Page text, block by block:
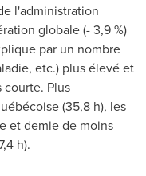
l'administration
globale (- 3,9 %)
par un nombre
etc.) plus élevé et
courte. Plus
(35,8 h), les
et demie de moins
h).